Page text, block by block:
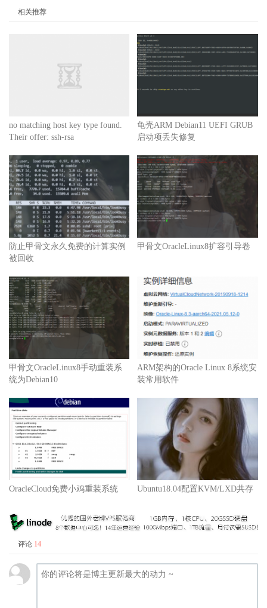
相关推荐
no matching host key type found.
Their offer: ssh-rsa
龟壳ARM Debian11 UEFI GRUB
启动项丢失修复
防止甲骨文永久免费的计算实例
被回收
甲骨文OracleLinux8扩容引导卷
甲骨文OracleLinux8手动重装系
统为Debian10
ARM架构的Oracle Linux 8系统安
装常用软件
OracleCloud免费小鸡重装系统 Ubuntu18.04配置KVM/LXD共存
评论 14